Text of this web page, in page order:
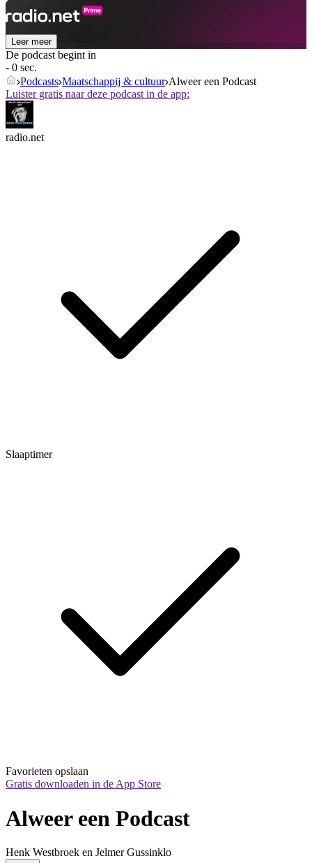
Leer meer
De podcast begint in
- 0 sec.
Podcasts Maatschappij & cultuur Alweer een Podcast
Luister gratis naar deze podcast in de app:
radio.net
Slaaptimer
Favorieten opslaan
Gratis downloaden in de App Store
Alweer een Podcast
Henk Westbroek en Jelmer Gussinklo